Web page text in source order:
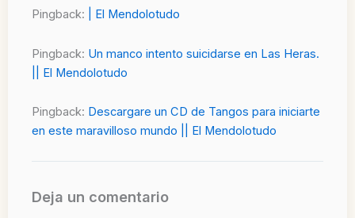
Pingback: | El Mendolotudo
Pingback: Un manco intento suicidarse en Las Heras.
|| El Mendolotudo
Pingback: Descargare un CD de Tangos para iniciarte
en este maravilloso mundo || El Mendolotudo
Deja un comentario